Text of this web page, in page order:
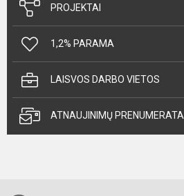
PROJEKTAI
1,2% PARAMA
LAISVOS DARBO VIETOS
ATNAUJINIMŲ PRENUMERATA